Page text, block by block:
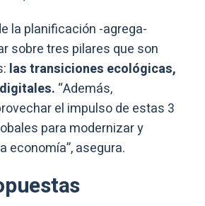
la planificación -agrega-
sobre tres pilares que son
las transiciones ecológicas,
“Además,
el impulso de estas 3
para modernizar y
economía”, asegura.